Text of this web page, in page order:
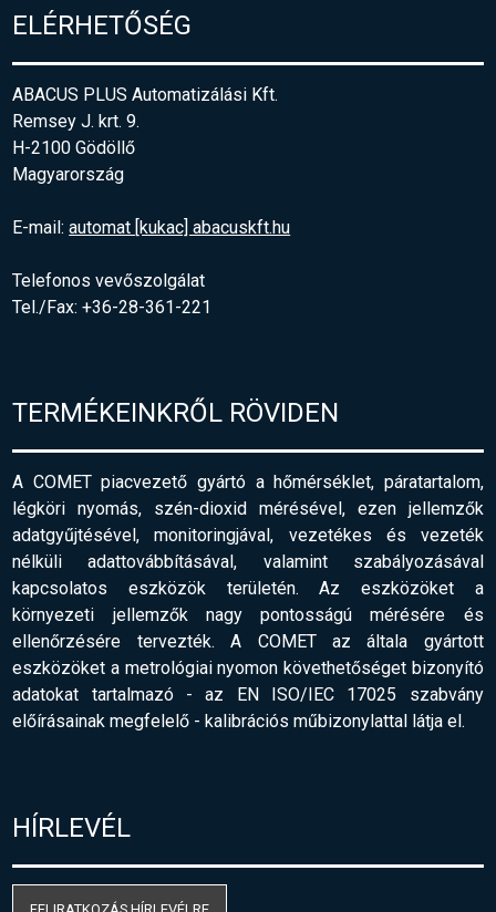
ELÉRHETŐSÉG
ABACUS PLUS Automatizálási Kft.
Remsey J. krt. 9.
H-2100 Gödöllő
Magyarország
E-mail:automat [kukac] abacuskft.hu
Telefonos vevőszolgálat
Tel./Fax: +36-28-361-221
TERMÉKEINKRŐL RÖVIDEN
A COMET piacvezető gyártó a hőmérséklet, páratartalom,
légköri nyomás, szén-dioxid mérésével, ezen jellemzők
adatgyűjtésével, monitoringjával, vezetékes és vezeték
nélküli adattovábbításával, valamint szabályozásával
kapcsolatos eszközök területén. Az eszközöket a
környezeti jellemzők nagy pontosságú mérésére és
ellenőrzésére tervezték. A COMET az általa gyártott
eszközöket a metrológiai nyomon követhetőséget bizonyító
adatokat tartalmazó - az EN ISO/IEC 17025 szabvány
előírásainak megfelelő - kalibrációs műbizonylattal látja el.
HÍRLEVÉL